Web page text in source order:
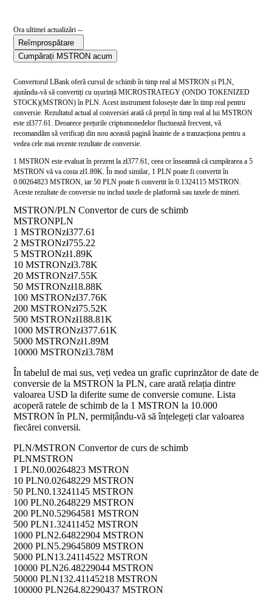
Ora ultimei actualizări --
Reîmprospătare
Cumpărați MSTRON acum
Convertorul LBank oferă cursul de schimb în timp real al MSTRON și PLN,
ajutându-vă să convertiți cu ușurință MICROSTRATEGY (ONDO TOKENIZED
STOCK)(MSTRON) în PLN. Acest instrument folosește date în timp real pentru
conversie. Rezultatul actual al conversiei arată că prețul în timp real al lui MSTRON
este zł377.61. Deoarece prețurile criptomonedelor fluctuează frecvent, vă
recomandăm să verificați din nou această pagină înainte de a tranzacționa pentru a
vedea cele mai recente rezultate de conversie.
1 MSTRON este evaluat în prezent la zł377.61, ceea ce înseamnă că cumpărarea a 5
MSTRON vă va costa zł1.89K. În mod similar, 1 PLN poate fi convertit în
0.00264823 MSTRON, iar 50 PLN poate fi convertit în 0.1324115 MSTRON.
Aceste rezultate de conversie nu includ taxele de platformă sau taxele de mineri.
MSTRON/PLN Convertor de curs de schimb
MSTRONPLN
1 MSTRONzł377.61
2 MSTRONzł755.22
5 MSTRONzł1.89K
10 MSTRONzł3.78K
20 MSTRONzł7.55K
50 MSTRONzł18.88K
100 MSTRONzł37.76K
200 MSTRONzł75.52K
500 MSTRONzł188.81K
1000 MSTRONzł377.61K
5000 MSTRONzł1.89M
10000 MSTRONzł3.78M
În tabelul de mai sus, veți vedea un grafic cuprinzător de date de
conversie de la MSTRON la PLN, care arată relația dintre
valoarea USD la diferite sume de conversie comune. Lista
acoperă ratele de schimb de la 1 MSTRON la 10.000
MSTRON în PLN, permițându-vă să înțelegeți clar valoarea
fiecărei conversii.
PLN/MSTRON Convertor de curs de schimb
PLNMSTRON
1 PLN0.00264823 MSTRON
10 PLN0.02648229 MSTRON
50 PLN0.13241145 MSTRON
100 PLN0.2648229 MSTRON
200 PLN0.52964581 MSTRON
500 PLN1.32411452 MSTRON
1000 PLN2.64822904 MSTRON
2000 PLN5.29645809 MSTRON
5000 PLN13.24114522 MSTRON
10000 PLN26.48229044 MSTRON
50000 PLN132.41145218 MSTRON
100000 PLN264.82290437 MSTRON